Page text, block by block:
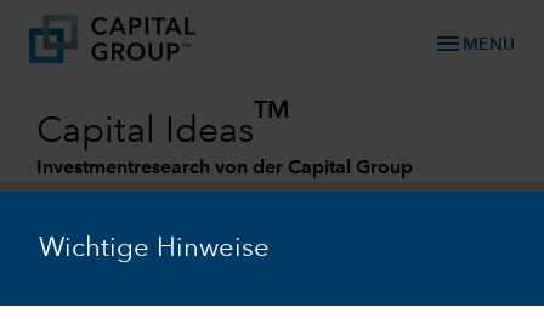
Wichtige Hinweise
menu MENU
Capital Ideas
TM
Investmentresearch von der Capital Group